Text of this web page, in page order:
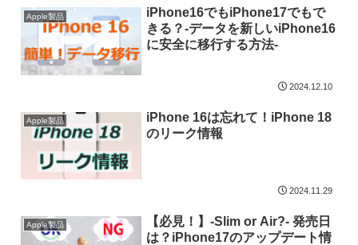
Apple製品
iPhone16でもiPhone17でもで
きる？-データを新しいiPhone16
に安全に移行する方法-
2024.12.10
Apple製品
iPhone 16は忘れて！iPhone 18
のリーク情報
2024.11.29
Apple製品
【必見！】-Slim or Air?- 発売日
は？iPhone17のアップデート情